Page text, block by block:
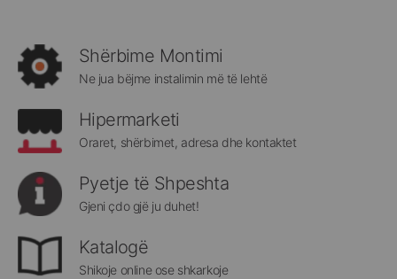
rreth
Megatek:
Shërbime Montimi
Ne jua bëjme instalimin më të lehtë
Hipermarketi
Oraret, shërbimet, adresa dhe kontaktet
Pyetje të Shpeshta
Gjeni çdo gjë ju duhet!
Katalogë
Shikoje online ose shkarkoje